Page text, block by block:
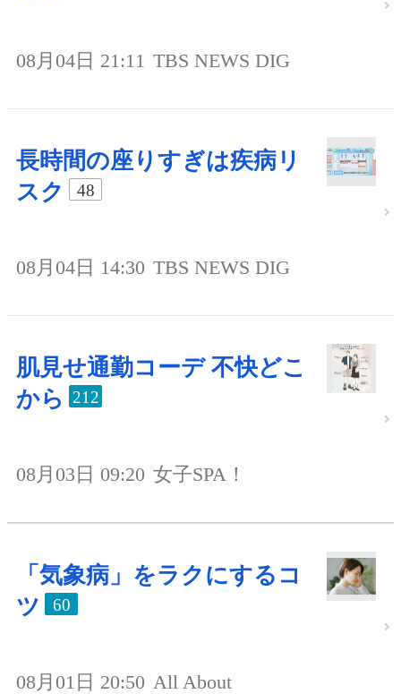
08月04日 21:11 TBS NEWS DIG
長時間の座りすぎは疾病リ
スク
48
08月04日 14:30 TBS NEWS DIG
肌見せ通勤コーデ 不快どこ
から
212
08月03日 09:20 女子SPA！
「気象病」をラクにするコ
ツ
60
08月01日 20:50 All About